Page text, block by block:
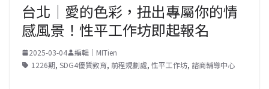
台北｜愛的色彩，扭出專屬你的情
感風景！性平工作坊即起報名
2025-03-04
編輯｜MITien
1226期, SDG4優質教育, 前程規劃處, 性平工作坊, 諮商輔導中心